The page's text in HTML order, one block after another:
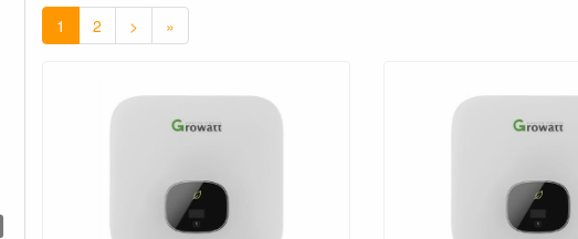
1 2 > »